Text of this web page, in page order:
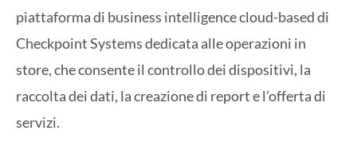
piattaforma di business intelligence cloud-based di
Checkpoint Systems dedicata alle operazioni in
store, che consente il controllo dei dispositivi, la
raccolta dei dati, la creazione di report e l’offerta di
servizi.